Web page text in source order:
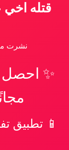
قتله اخي
نشرت
✨ احصل